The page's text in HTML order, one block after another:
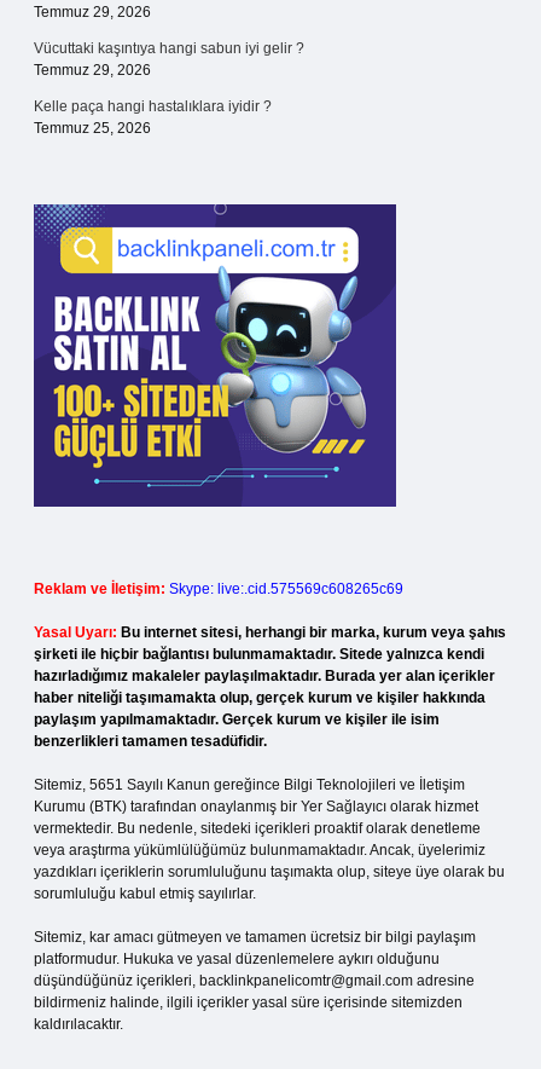
Temmuz 29, 2026
Vücuttaki kaşıntıya hangi sabun iyi gelir ?
Temmuz 29, 2026
Kelle paça hangi hastalıklara iyidir ?
Temmuz 25, 2026
Reklam ve İletişim: Skype: live:.cid.575569c608265c69
Yasal Uyarı: Bu internet sitesi, herhangi bir marka, kurum veya şahıs
şirketi ile hiçbir bağlantısı bulunmamaktadır. Sitede yalnızca kendi
hazırladığımız makaleler paylaşılmaktadır. Burada yer alan içerikler
haber niteliği taşımamakta olup, gerçek kurum ve kişiler hakkında
paylaşım yapılmamaktadır. Gerçek kurum ve kişiler ile isim
benzerlikleri tamamen tesadüfidir.
Sitemiz, 5651 Sayılı Kanun gereğince Bilgi Teknolojileri ve İletişim
Kurumu (BTK) tarafından onaylanmış bir Yer Sağlayıcı olarak hizmet
vermektedir. Bu nedenle, sitedeki içerikleri proaktif olarak denetleme
veya araştırma yükümlülüğümüz bulunmamaktadır. Ancak, üyelerimiz
yazdıkları içeriklerin sorumluluğunu taşımakta olup, siteye üye olarak bu
sorumluluğu kabul etmiş sayılırlar.
Sitemiz, kar amacı gütmeyen ve tamamen ücretsiz bir bilgi paylaşım
platformudur. Hukuka ve yasal düzenlemelere aykırı olduğunu
düşündüğünüz içerikleri, backlinkpanelicomtr@gmail.com adresine
bildirmeniz halinde, ilgili içerikler yasal süre içerisinde sitemizden
kaldırılacaktır.